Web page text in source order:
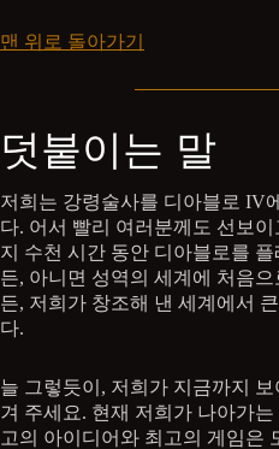
맨 위로 돌아가기
덧붙이는 말
저희는 강령술사를 디아블로 IV
다. 어서 빨리 여러분께도 선보
지 수천 시간 동안 디아블로를
든, 아니면 성역의 세계에 처음
든, 저희가 창조해 낸 세계에서
다.
늘 그렇듯이, 저희가 지금까지
겨 주세요. 현재 저희가 나아가
고의 아이디어와 최고의 게임은